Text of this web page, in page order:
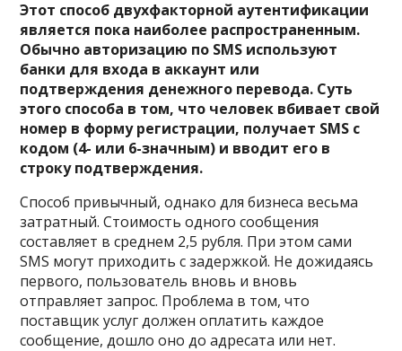
Этот способ двухфакторной аутентификации
является пока наиболее распространенным.
Обычно авторизацию по SMS используют
банки для входа в аккаунт или
подтверждения денежного перевода. Суть
этого способа в том, что человек вбивает свой
номер в форму регистрации, получает SMS с
кодом (4- или 6-значным) и вводит его в
строку подтверждения.
Способ привычный, однако для бизнеса весьма
затратный. Стоимость одного сообщения
составляет в среднем 2,5 рубля. При этом сами
SMS могут приходить с задержкой. Не дожидаясь
первого, пользователь вновь и вновь
отправляет запрос. Проблема в том, что
поставщик услуг должен оплатить каждое
сообщение, дошло оно до адресата или нет.